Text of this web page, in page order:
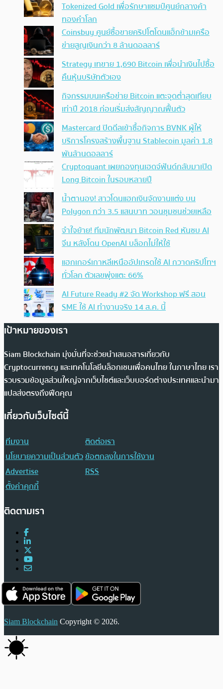
Tokenized Gold เพื่อรักษาแชมป์ศูนย์กลางค้า
ทองคำโลก
Coinsbuy ศูนย์ซื้อขายคริปโตโดนแฮ็กข้ามเครือ
ข่ายสูญเงินกว่า 8 ล้านดอลลาร์
Strategy เทขาย 1,690 Bitcoin เพื่อนำเงินไปซื้อ
คืนหุ้นบริษัทตัวเอง
กิจกรรมบนเครือข่าย Bitcoin แตะจุดต่ำสุดเทียบ
เท่าปี 2018 ก่อนเริ่มส่งสัญญาณฟื้นตัว
Mastercard ปิดดีลเข้าซื้อกิจการ BVNK ผู้ให้
บริการโครงสร้างพื้นฐาน Stablecoin มูลค่า 1.8
พันล้านดอลลาร์
Cryptoquant เผยกองทุนเฮดจ์ฟันด์กลับมาเปิด
Long Bitcoin ในรอบหลายปี
น้ำตานอง! สาวโดนแฮกเงินจัดงานแต่ง บน
Polygon กว่า 3.5 แสนบาท วอนชุมชนช่วยเหลือ
จำใจย้าย! ทีมนักพัฒนา Bitcoin Red หันซบ AI
จีน หลังโดน OpenAI บล็อกไม่ให้ใช้
แฮกเกอร์เกาหลีเหนืออัปเกรดใช้ AI กวาดคริปโทฯ
ทั่วโลก ตัวเลขพุ่งแตะ 66%
AI Future Ready #2 จัด Workshop ฟรี สอน
SME ใช้ AI ทำงานจริง 14 ส.ค. นี้
เป้าหมายของเรา
Siam Blockchain มุ่งมั่นที่จะช่วยนำเสนอสารเกี่ยวกับ
Cryptocurrency และเทคโนโลยีบล็อกเชนเพื่อคนไทย ในภาษาไทย เรา
รวบรวมข้อมูลส่วนใหญ่จากเว็บไซต์และเว็บบอร์ดต่างประเทศและนำมา
แปลส่งตรงถึงฟีดคุณ
เกี่ยวกับเว็บไซต์นี้
ทีมงาน
ติดต่อเรา
นโยบายความเป็นส่วนตัวข้อตกลงในการใช้งาน
Advertise
RSS
ตั้งค่าคุกกี้
ติดตามเรา
Siam Blockchain Copyright © 2026.